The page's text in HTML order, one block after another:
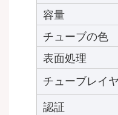
容量
チューブの色
表面処理
チューブレイ
認証